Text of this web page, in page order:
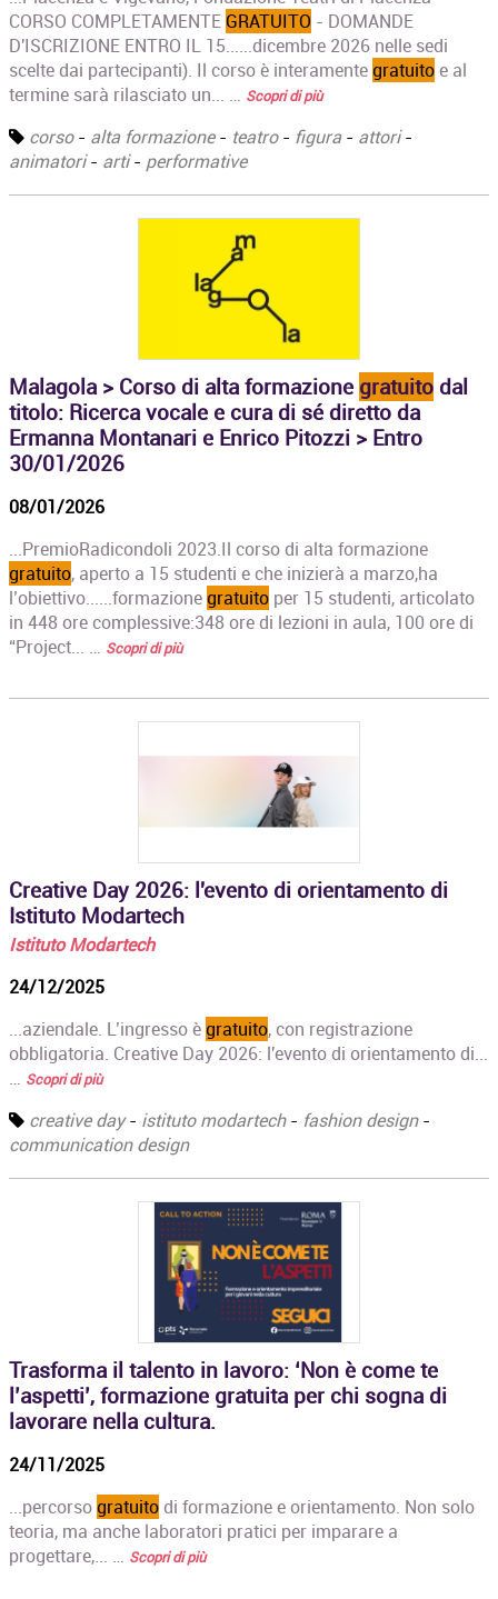
CORSO COMPLETAMENTE GRATUITO - DOMANDE
D'ISCRIZIONE ENTRO IL 15......dicembre 2026 nelle sedi
scelte dai partecipanti). Il corso è interamentegratuitoe al
termine sarà rilasciato un... … Scopri di più
corso- alta formazione- teatro- figura- attori-
animatori- arti- performative
Malagola > Corso di alta formazione gratuito dal
titolo: Ricerca vocale e cura di sé diretto da
Ermanna Montanari e Enrico Pitozzi > Entro
30/01/2026
08/01/2026
...PremioRadicondoli 2023.Il corso di alta formazione
gratuito, aperto a 15 studenti e che inizierà a marzo,ha
l’obiettivo......formazionegratuito per 15 studenti, articolato
in 448 ore complessive:348 ore di lezioni in aula, 100 ore di
“Project... … Scopri di più
Creative Day 2026: l'evento di orientamento di
Istituto Modartech
Istituto Modartech
24/12/2025
...aziendale. L’ingresso ègratuito, con registrazione
obbligatoria. Creative Day 2026: l'evento di orientamento di...
… Scopri di più
creative day- istituto modartech- fashion design-
communication design
Trasforma il talento in lavoro: ‘Non è come te
l’aspetti’, formazione gratuita per chi sogna di
lavorare nella cultura.
24/11/2025
...percorsogratuitodi formazione e orientamento. Non solo
teoria, ma anche laboratori pratici per imparare a
progettare,... … Scopri di più